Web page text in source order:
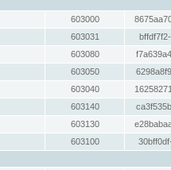
603000
603031
603080
603050
603040
603140
603130
603100